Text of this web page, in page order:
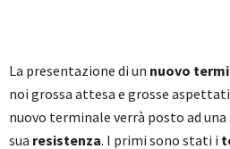
La presentazione di un nuovo
noi grossa attesa e grosse
nuovo terminale verrà posto ad una
sua resistenza. I primi sono stati i